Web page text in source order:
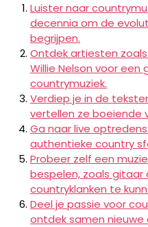
Luister naar
decennia om de
begrijpen.
Ontdek artiesten zoals
Willie Nelson voor
countrymuziek.
Verdiep je in de
vertellen ze boeiende
Ga naar live
authentieke country
Probeer zelf een
bespelen, zoals
countryklanken te
Deel je passie voor
ontdek samen